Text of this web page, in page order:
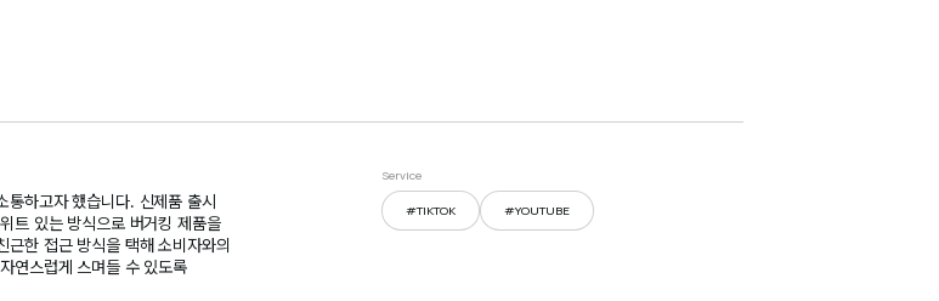
통하고자 했습니다. 신제품 출시
트 있는 방식으로 버거킹 제품을
한 접근 방식을 택해 소비자와의
연스럽게 스며들 수 있도록
Service
#TIKTOK #YOUTUBE